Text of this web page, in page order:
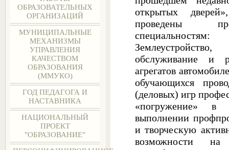
ОБРАЗОВАТЕЛЬНЫХ
ОРГАНИЗАЦИЙ
МУНИЦИПАЛЬНЫЕ
МЕХАНИЗМЫ
УПРАВЛЕНИЯ
КАЧЕСТВОМ
ОБРАЗОВАНИЯ
(ММУКО)
ГОД ПЕДАГОГА И
НАСТАВНИКА
НАЦИОНАЛЬНЫЙ
ПРОЕКТ
"ОБРАЗОВАНИЕ"
открытых
проведены
обслуживание и
агрегатов
обучающихся
(деловых) игр
«погружение» в
выполнении
и творческую
возможности